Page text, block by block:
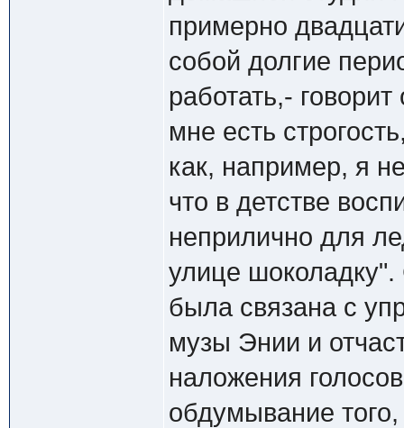
примерно
собой долгие
работать,-
мне есть
как, например, я
что в детстве
неприлично для
улице шоколадку".
была связана с
музы Энии и
наложения
обдумывание